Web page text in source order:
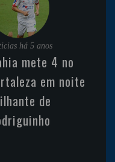
há 5 anos
mete 4 no
em noite
de